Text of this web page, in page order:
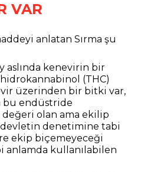
VAR
anlatan Sırma şu
aslında kenevirin bir
(THC)
üzerinden bir bitki var,
bu endüstride
olan ama ekilip
denetimine tabi
ekip biçemeyeceği
anlamda kullanılabilen